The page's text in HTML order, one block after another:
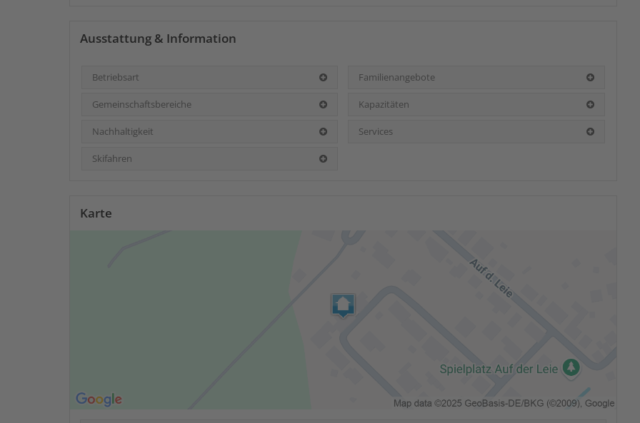
Ausstattung & Information
Betriebsart Familienangebote
Gemeinschaftsbereiche Kapazitäten
Nachhaltigkeit Services
Skifahren
Karte